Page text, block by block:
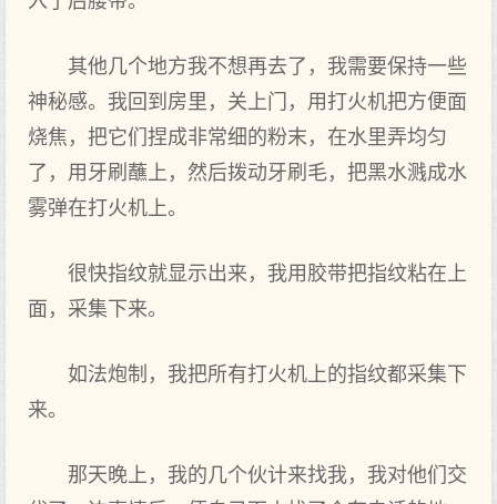
其他几个地方我不想再去了，我需要保持一些
神秘感。我回到房里，关上门，用打火机把方便面
烧焦，把它们捏成非常细的粉末，在水里弄均匀
了，用牙刷蘸上，然后拨动牙刷毛，把黑水溅成水
雾弹在打火机上。
很快指纹就显示出来，我用胶带把指纹粘在上
面，采集下来。
如法炮制，我把所有打火机上的指纹都采集下
来。
那天晚上，我的几个伙计来找我，我对他们交